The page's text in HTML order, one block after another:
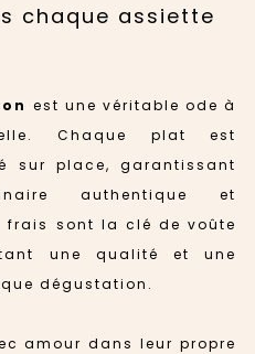
chaque assiette
est une véritable ode à
Chaque plat est
sur place, garantissant
authentique et
frais sont la clé de voûte
une qualité et une
dégustation.
amour dans leur propre